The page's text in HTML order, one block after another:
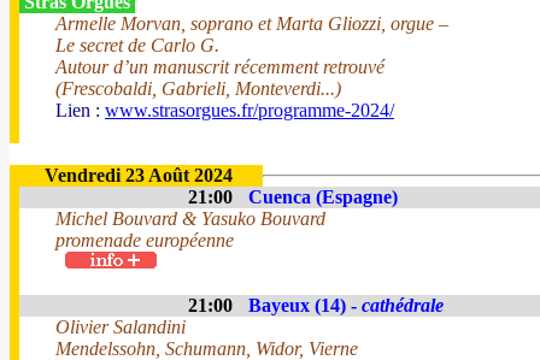
Armelle Morvan, soprano et Marta Gliozzi, orgue –
Le secret de Carlo G.
Autour d’un manuscrit récemment retrouvé
(Frescobaldi, Gabrieli, Monteverdi...)
Lien : www.strasorgues.fr/programme-2024/
Vendredi 23 Août 2024
21:00
Cuenca (Espagne)
Michel Bouvard & Yasuko Bouvard
promenade européenne
21:00 Bayeux (14) - cathédrale
Olivier Salandini
Mendelssohn, Schumann, Widor, Vierne